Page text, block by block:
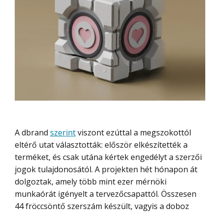
A dbrand szerintviszont ezúttal a megszokottól
eltérő utat választották: először elkészítették a
terméket, és csak utána kértek engedélyt a szerzői
jogok tulajdonosától. A projekten hét hónapon át
dolgoztak, amely több mint ezer mérnöki
munkaórát igényelt a tervezőcsapattól. Összesen
44 fröccsöntő szerszám készült, vagyis a doboz